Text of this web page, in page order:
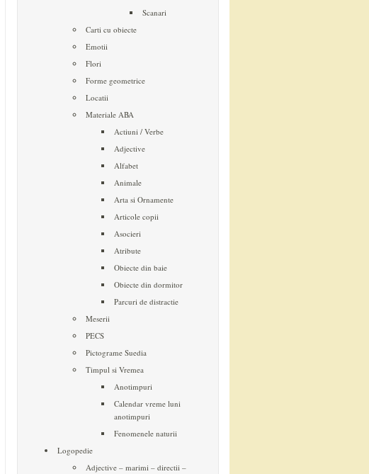
Scanari
Carti cu obiecte
Emotii
Flori
Forme geometrice
Locatii
Materiale ABA
Actiuni / Verbe
Adjective
Alfabet
Animale
Arta si Ornamente
Articole copii
Asocieri
Atribute
Obiecte din baie
Obiecte din dormitor
Parcuri de distractie
Meserii
PECS
Pictograme Suedia
Timpul si Vremea
Anotimpuri
Calendar vreme luni
anotimpuri
Fenomenele naturii
Logopedie
Adjective – marimi – directii –